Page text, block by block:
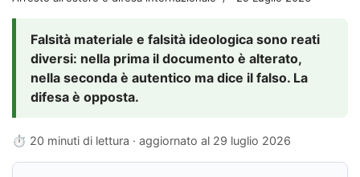
Falsità materiale e falsità ideologica sono reati
diversi: nella prima il documento è alterato,
nella seconda è autentico ma dice il falso. La
difesa è opposta.
⏱ 20 minuti di lettura · aggiornato al 29 luglio 2026